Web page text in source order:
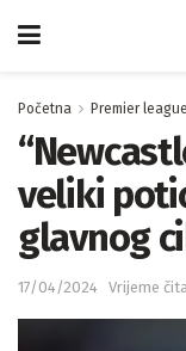
Početna Premier league
veliki
glavnog
17/04/2024 Vrijeme